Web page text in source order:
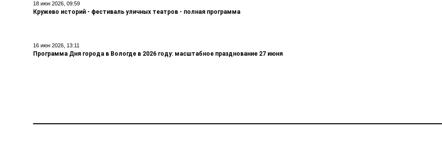
18 июн 2026, 09:59
Кружево историй - фестиваль уличных театров - полная программа
16 июн 2026, 13:11
Программа Дня города в Вологде в 2026 году: масштабное празднование 27 июня